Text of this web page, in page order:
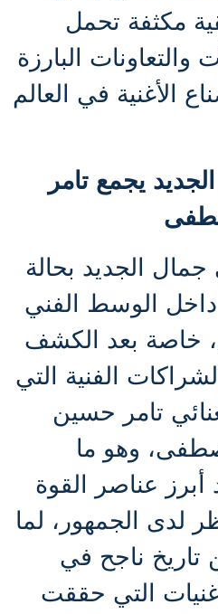
مكثفة تحمل
والتعاونات البارزة
الأغنية في العالم
يجمع تامر
الجديد بحالة
الوسط الفني
خاصة بعد الكشف
الفنية التي
تامر حسين
وهو ما
أبرز عناصر القوة
لدى الجمهور، لما
تاريخ ناجح في
التي حققت